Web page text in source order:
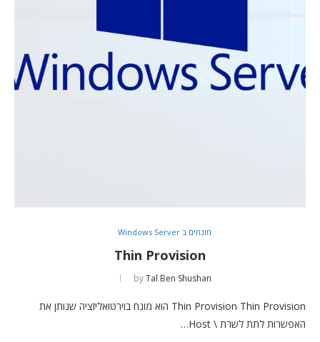
מונחים ב Windows Server
Thin Provision
byTal Ben Shushan
Thin Provision Thin Provision הוא מונח בוירטואליזציה שנותן את
האפשרות לתת לשרת \ Host…